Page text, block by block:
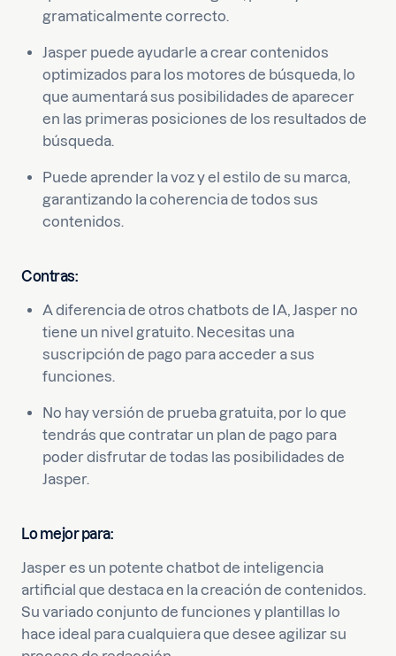
gramaticalmente correcto.
Jasper puede ayudarle a crear contenidos
optimizados para los motores de búsqueda, lo
que aumentará sus posibilidades de aparecer
en las primeras posiciones de los resultados de
búsqueda.
Puede aprender la voz y el estilo de su marca,
garantizando la coherencia de todos sus
contenidos.
Contras:
A diferencia de otros chatbots de IA, Jasper no
tiene un nivel gratuito. Necesitas una
suscripción de pago para acceder a sus
funciones.
No hay versión de prueba gratuita, por lo que
tendrás que contratar un plan de pago para
poder disfrutar de todas las posibilidades de
Jasper.
Lo mejor para:
Jasper es un potente chatbot de inteligencia
artificial que destaca en la creación de contenidos.
Su variado conjunto de funciones y plantillas lo
hace ideal para cualquiera que desee agilizar su